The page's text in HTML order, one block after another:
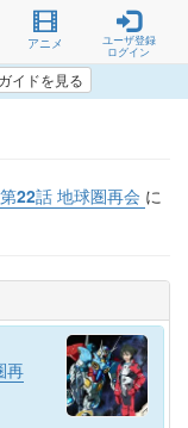
アニメ
ユーザ登録
ログイン
ガイドを見る
22話 地球圏再会 に
再